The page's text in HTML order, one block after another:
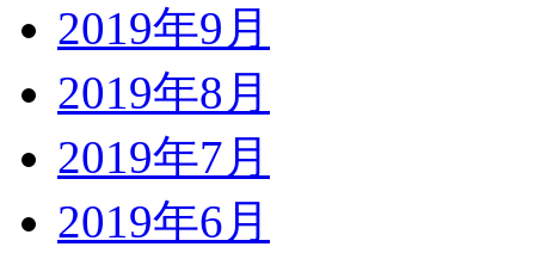
2019年9月
2019年8月
2019年7月
2019年6月